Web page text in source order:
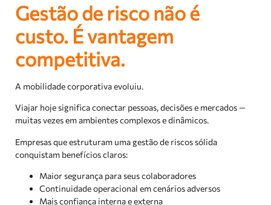
Gestão de risco não é
custo. É vantagem
competitiva.
A mobilidade corporativa evoluiu.
Viajar hoje significa conectar pessoas, decisões e mercados —
muitas vezes em ambientes complexos e dinâmicos.
Empresas que estruturam uma gestão de riscos sólida
conquistam benefícios claros:
Maior segurança para seus colaboradores
Continuidade operacional em cenários adversos
Mais confiança interna e externa